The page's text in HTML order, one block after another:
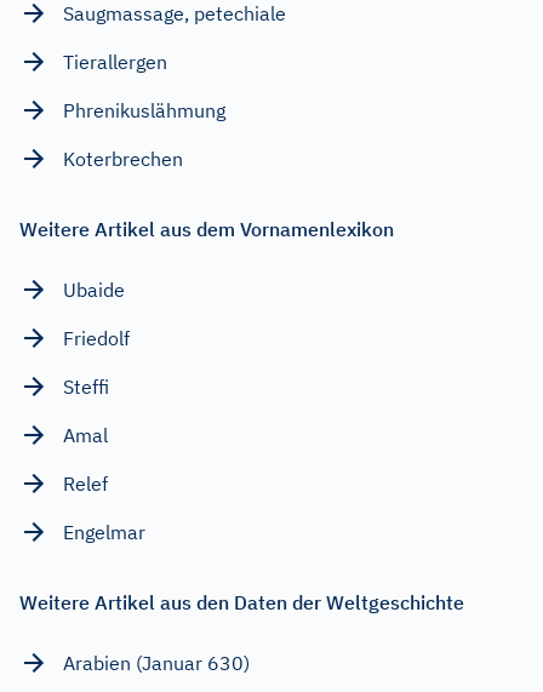
Saugmassage, petechiale
Tierallergen
Phrenikuslähmung
Koterbrechen
Weitere Artikel aus dem Vornamenlexikon
Ubaide
Friedolf
Steffi
Amal
Relef
Engelmar
Weitere Artikel aus den Daten der Weltgeschichte
Arabien (Januar 630)